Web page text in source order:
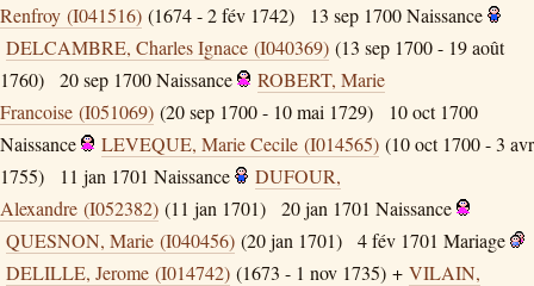
Renfroy (I041516) (1674 - 2 fév 1742) 13 sep 1700Naissance
DELCAMBRE, Charles Ignace (I040369) (13 sep 1700 - 19 août
1760)
20 sep 1700Naissance
ROBERT, Marie
Francoise (I051069) (20 sep 1700 - 10 mai 1729)
10 oct 1700
Naissance
LEVEQUE, Marie Cecile (I014565) (10 oct 1700 - 3 avr
1755)
11 jan 1701 Naissance
DUFOUR,
Alexandre (I052382) (11 jan 1701) 20 jan 1701 Naissance
QUESNON, Marie (I040456) (20 jan 1701) 4 fév 1701 Mariage
DELILLE, Jerome (I014742) (1673 - 1 nov 1735) + VILAIN,